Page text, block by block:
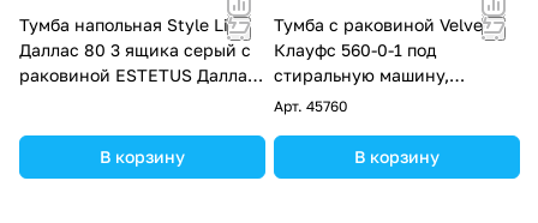
Тумба напольная Style Line
Даллас 80 3 ящика серый с
раковиной ESTETUS Даллас
В корзину
Тумба с раковиной Velvex
Клауфс 560-0-1 под
стиральную машину,
подвесная, 1 ящик, слева,
Арт. 45760
В корзину